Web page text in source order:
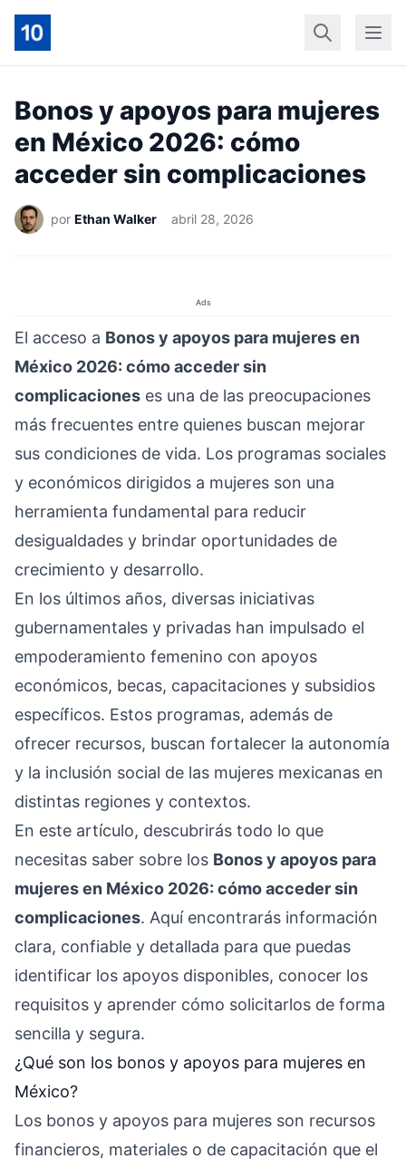
InícioGeral
Bonos y apoyos para mujeres
en México 2026: cómo
acceder sin complicaciones
por Ethan Walker abril 28, 2026
Ads
El acceso a Bonos y apoyos para mujeres en
México 2026: cómo acceder sin
complicaciones es una de las preocupaciones
más frecuentes entre quienes buscan mejorar
sus condiciones de vida. Los programas sociales
y económicos dirigidos a mujeres son una
herramienta fundamental para reducir
desigualdades y brindar oportunidades de
crecimiento y desarrollo.
En los últimos años, diversas iniciativas
gubernamentales y privadas han impulsado el
empoderamiento femenino con apoyos
económicos, becas, capacitaciones y subsidios
específicos. Estos programas, además de
ofrecer recursos, buscan fortalecer la autonomía
y la inclusión social de las mujeres mexicanas en
distintas regiones y contextos.
En este artículo, descubrirás todo lo que
necesitas saber sobre los Bonos y apoyos para
mujeres en México 2026: cómo acceder sin
complicaciones. Aquí encontrarás información
clara, confiable y detallada para que puedas
identificar los apoyos disponibles, conocer los
requisitos y aprender cómo solicitarlos de forma
sencilla y segura.
¿Qué son los bonos y apoyos para mujeres en
México?
Los bonos y apoyos para mujeres son recursos
financieros, materiales o de capacitación que el